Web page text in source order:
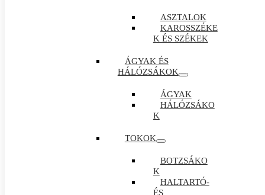
ASZTALOK
KAROSSZÉKE
K ÉS SZÉKEK
ÁGYAK ÉS
HÁLÓZSÁKOK
ÁGYAK
HÁLÓZSÁKO
K
TOKOK
BOTZSÁKO
K
HALTARTÓ-
ÉS